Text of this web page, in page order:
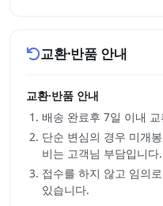
교환·반품 안내
교환·반품 안내
배송 완료후 7일 이내
단순 변심의 경우 미개
비는 고객님 부담입니다.
접수를 하지 않고 임의
있습니다.